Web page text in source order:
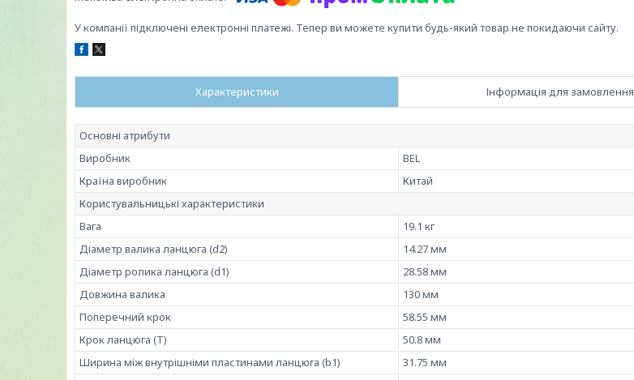
У компанії підключені електронні платежі. Тепер ви можете купити будь-який товар не покидаючи сайту.
Характеристики Інформація для замовлення
Основні атрибути
Виробник
BEL
Країна виробник
Китай
Користувальницькі характеристики
Вага
19.1 кг
Діаметр валика ланцюга (d2)
14.27 мм
Діаметр ролика ланцюга (d1)
28.58 мм
Довжина валика
130 мм
Поперечний крок
58.55 мм
Крок ланцюга (T)
50.8 мм
Ширина між внутрішніми пластинами ланцюга (b1)
31.75 мм